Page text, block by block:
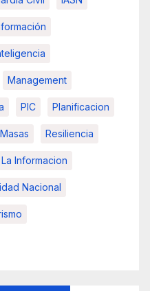
Management
PIC Planificacion
Resiliencia
Informacion
Nacional